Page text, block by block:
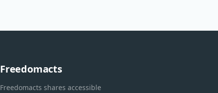
Freedomacts
Freedomacts shares accessible